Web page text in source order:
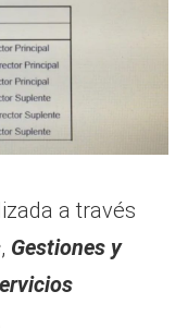
a través
, Gestiones y